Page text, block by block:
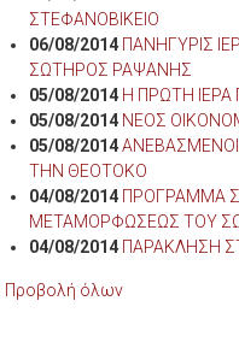
ΣΤΕΦΑΝΟΒΙΚΕΙΟ
06/08/2014 ΠΑΝΗΓΥΡΙΣ
ΣΩΤΗΡΟΣ ΡΑΨΑΝΗΣ
05/08/2014 Η ΠΡΩΤΗ
05/08/2014 ΝΕΟΣ
05/08/2014
ΤΗΝ ΘΕΟΤΟΚΟ
04/08/2014 ΠΡΟΓΡΑΜΜΑ
ΜΕΤΑΜΟΡΦΩΣΕΩΣ ΤΟΥ
04/08/2014 ΠΑΡΑΚΛΗΣΗ
Προβολή όλων